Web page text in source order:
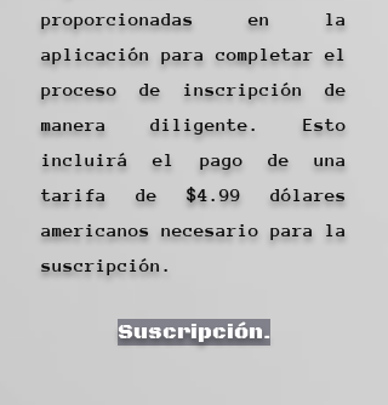
proporcionadas en la
aplicación para completar el
proceso de inscripción de
manera diligente. Esto
incluirá el pago de una
tarifa de $4.99 dólares
americanos necesario para la
suscripción.
Suscripción.